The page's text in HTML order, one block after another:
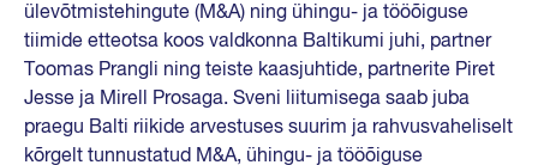
ülevõtmistehingute (M&A) ning ühingu- ja tööõiguse
tiimide etteotsa koos valdkonna Baltikumi juhi, partner
Toomas Prangli ning teiste kaasjuhtide, partnerite Piret
Jesse ja Mirell Prosaga. Sveni liitumisega saab juba
praegu Balti riikide arvestuses suurim ja rahvusvaheliselt
kõrgelt tunnustatud M&A, ühingu- ja tööõiguse